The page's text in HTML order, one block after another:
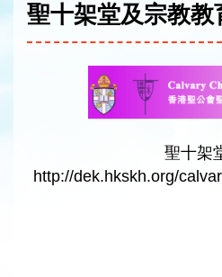
聖十架堂及宗教教
聖十架
http://dek.hkskh.org/